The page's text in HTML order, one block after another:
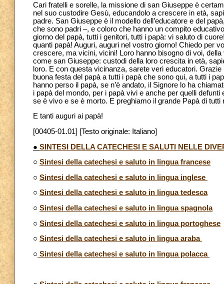
Cari fratelli e sorelle, la missione di san Giuseppe è
nel suo custodire Gesù, educandolo a crescere in età,
padre. San Giuseppe è il modello dell’educatore e del
che sono padri –, e coloro che hanno un compito
giorno del papà, tutti i genitori, tutti i papà: vi saluto di
quanti papà! Auguri, auguri nel vostro giorno! Chiedo per
crescere, ma vicini, vicini! Loro hanno bisogno di voi,
come san Giuseppe: custodi della loro crescita in età,
loro. E con questa vicinanza, sarete veri educatori.
buona festa del papà a tutti i papà che sono qui, a tutti i
hanno perso il papà, se n’è andato, il Signore lo ha
i papà del mondo, per i papà vivi e anche per quelli
se è vivo e se è morto. E preghiamo il grande Papà di
E tanti auguri ai papà!
[00405-01.01] [Testo originale: Italiano]
● SINTESI DELLA CATECHESI E SALUTI NELLE
○ Sintesi della catechesi e saluto in lingua francese
○ Sintesi della catechesi e saluto in lingua inglese
○ Sintesi della catechesi e saluto in lingua tedesca
○ Sintesi della catechesi e saluto in lingua spagnola
○ Sintesi della catechesi e saluto in lingua portoghese
○ Sintesi della catechesi e saluto in lingua araba
○ Sintesi della catechesi e saluto in lingua polacca